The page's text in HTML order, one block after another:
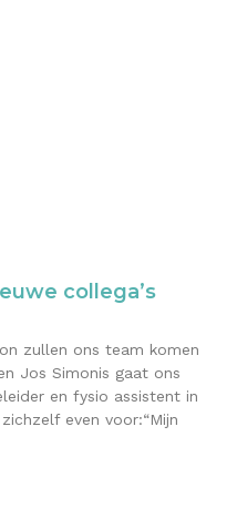
collega’s
zullen ons team komen
Jos Simonis gaat ons
en fysio assistent in
even voor:“Mijn